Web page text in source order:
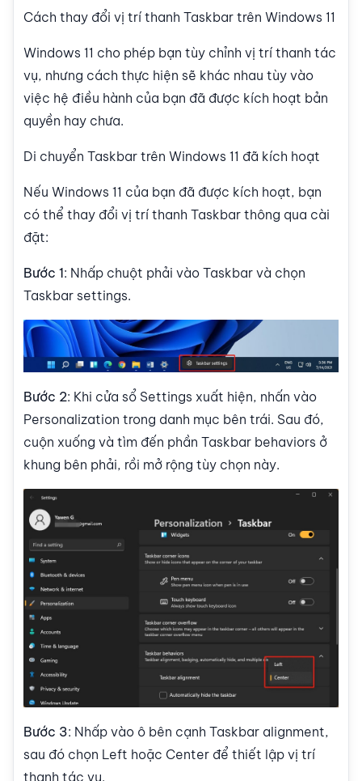
Cách thay đổi vị trí thanh Taskbar trên Windows 11
Windows 11 cho phép bạn tùy chỉnh vị trí thanh tác
vụ, nhưng cách thực hiện sẽ khác nhau tùy vào
việc hệ điều hành của bạn đã được kích hoạt bản
quyền hay chưa.
Di chuyển Taskbar trên Windows 11 đã kích hoạt
Nếu Windows 11 của bạn đã được kích hoạt, bạn
có thể thay đổi vị trí thanh Taskbar thông qua cài
đặt:
Bước 1: Nhấp chuột phải vào Taskbar và chọn
Taskbar settings.
Bước 2: Khi cửa sổ Settings xuất hiện, nhấn vào
Personalization trong danh mục bên trái. Sau đó,
cuộn xuống và tìm đến phần Taskbar behaviors ở
khung bên phải, rồi mở rộng tùy chọn này.
Bước 3: Nhấp vào ô bên cạnh Taskbar alignment,
sau đó chọn Left hoặc Center để thiết lập vị trí
thanh tác vụ.